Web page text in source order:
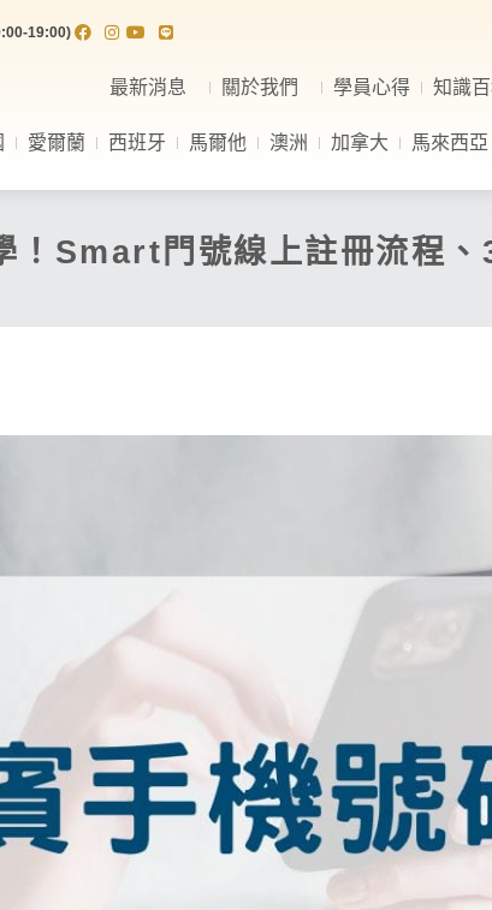
19:00)
最新消息 關於我們 學員心得 知識
愛爾蘭 西班牙 馬爾他 澳洲 加拿大 馬來西亞
Smart門號線上註冊流程、